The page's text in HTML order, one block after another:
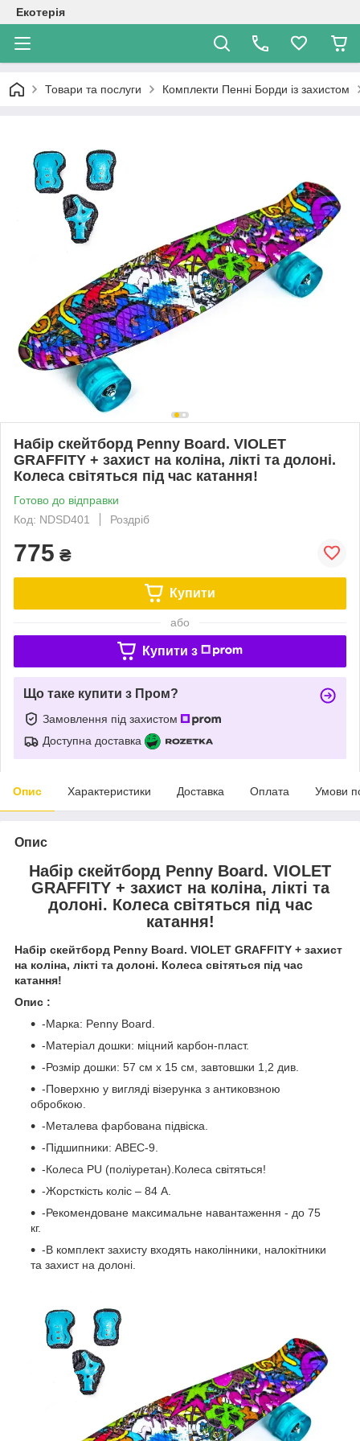
Екотерія
Товари та послуги Комплекти Пенні Борди із захистом
Набір скейтборд Penny Board. VIOLET
GRAFFITY + захист на коліна, лікті та долоні.
Колеса світяться під час катання!
Готово до відправки
Код: NDSD401
Роздріб
775 ₴
Купити
або
Купити з
Що таке купити з Пром?
Замовлення під захистом
Доступна доставка
Опис Характеристики Доставка Оплата Умови
Опис
Набір скейтборд Penny Board. VIOLET
GRAFFITY + захист на коліна, лікті та
долоні. Колеса світяться під час
катання!
Набір скейтборд Penny Board. VIOLET GRAFFITY + захист
на коліна, лікті та долоні. Колеса світяться під час
катання!
Опис :
-Марка: Penny Board.
-Матеріал дошки: міцний карбон-пласт.
-Розмір дошки: 57 см х 15 см, завтовшки 1,2 див.
-Поверхню у вигляді візерунка з антиковзною
обробкою.
-Металева фарбована підвіска.
-Підшипники: ABEC-9.
-Колеса PU (поліуретан).Колеса світяться!
-Жорсткість коліс – 84 А.
-Рекомендоване максимальне навантаження - до 75
кг.
-В комплект захисту входять наколінники, налокітники
та захист на долоні.